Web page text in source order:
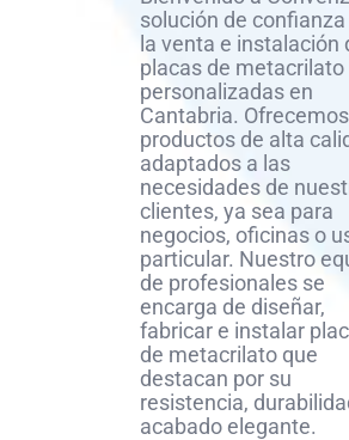
solución de confianza
la venta e instalación
placas de metacrilato
personalizadas en
Cantabria. Ofrecemos
productos de alta
adaptados a las
necesidades de
clientes, ya sea para
negocios, oficinas o
particular. Nuestro
de profesionales se
encarga de diseñar,
fabricar e instalar
de metacrilato que
destacan por su
resistencia,
acabado elegante.